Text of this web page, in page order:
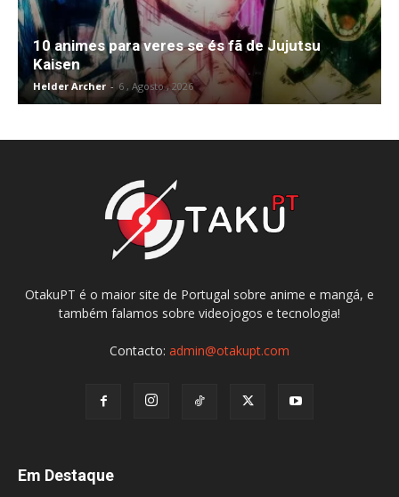
10 animes para veres se és fã de Jujutsu
Kaisen
Helder Archer - 6 , Agosto , 2026
OtakuPT é o maior site de Portugal sobre anime e mangá, e
também falamos sobre videojogos e tecnologia!
Contacto: admin@otakupt.com
Em Destaque